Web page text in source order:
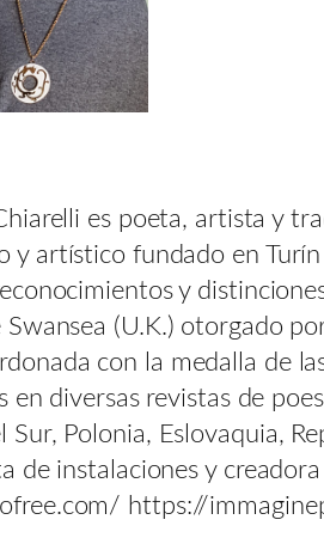
es poeta, artista y
artístico fundado en
y
(U.K.) otorgado
con la medalla de
diversas revistas de
Polonia, Eslovaquia,
de instalaciones y
https://